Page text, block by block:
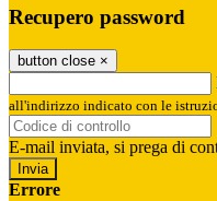
Recupero password
button close ×
all'indirizzo indicato con le
E-mail inviata, si prega di
Errore